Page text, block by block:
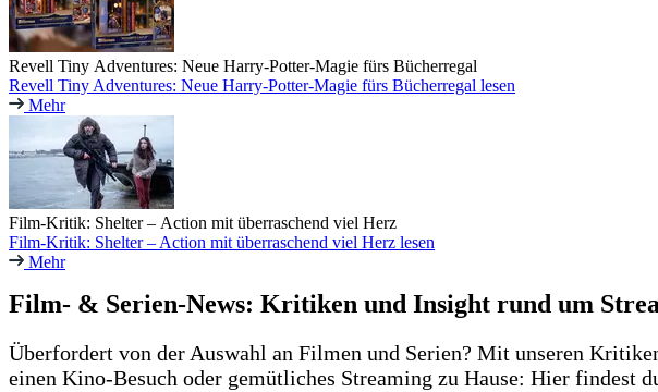
Revell Tiny Adventures: Neue Harry-Potter-Magie fürs Bücherregal
Revell Tiny Adventures: Neue Harry-Potter-Magie fürs Bücherregal lesen
Mehr
Film-Kritik: Shelter – Action mit überraschend viel Herz
Film-Kritik: Shelter – Action mit überraschend viel Herz lesen
Mehr
Film- & Serien-News: Kritiken und Insight rund um
Überfordert von der Auswahl an Filmen und Serien? Mit unseren
einen Kino-Besuch oder gemütliches Streaming zu Hause: Hier findest